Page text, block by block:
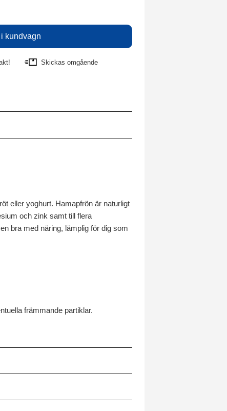
Skickas omgående
eller yoghurt. Hamapfrön är naturligt
och zink samt till flera
bra med näring, lämplig för dig som
främmande partiklar.